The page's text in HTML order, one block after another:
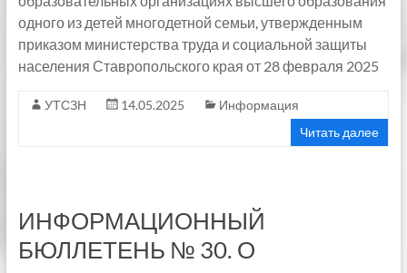
одного из детей многодетной семьи, утвержденным
приказом министерства труда и социальной защиты
населения Ставропольского края от 28 февраля 2025
УТСЗН 14.05.2025
Информация
Читать далее
ИНФОРМАЦИОННЫЙ
БЮЛЛЕТЕНЬ № 30. О